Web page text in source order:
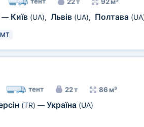
— Київ (UA), Львів (UA), Полтава
тент 22 т 86 м³
(TR) — Україна (UA)